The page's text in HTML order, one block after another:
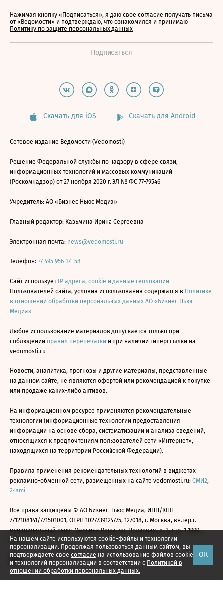
На нашем сайте используются cookie-файлы и технологии
персонализации. Продолжая пользоваться данным сайтом, вы
подтверждаете свое согласие на использование файлов cookie
и технологий персонализации в соответствии с Политикой в
отношении обработки персональных данных.
ОК
Нажимая кнопку «Подписаться», я даю свое согласие получать письма
от «Ведомости» и подтверждаю, что ознакомился и принимаю
Политику по защите персональных данных
Скачать для iOS Скачать для Android
Сетевое издание Ведомости (Vedomosti)
Решение Федеральной службы по надзору в сфере связи,
информационных технологий и массовых коммуникаций
(Роскомнадзор) от 27 ноября 2020 г. ЭЛ № ФС 77-79546
Учредитель: АО «Бизнес Ньюс Медиа»
Главный редактор: Казьмина Ирина Сергеевна
Электронная почта: news@vedomosti.ru
Телефон: +7 495 956-34-58
Сайт использует IP адреса, cookie и данные геолокации
Пользователей сайта, условия использования содержатся в Политике
в отношении обработки персональных данных АО «Бизнес Ньюс
Медиа»
Любое использование материалов допускается только при
соблюдении правил перепечатки и при наличии гиперссылки на
vedomosti.ru
Новости, аналитика, прогнозы и другие материалы, представленные
на данном сайте, не являются офертой или рекомендацией к покупке
или продаже каких-либо активов.
На информационном ресурсе применяются рекомендательные
технологии (информационные технологии предоставления
информации на основе сбора, систематизации и анализа сведений,
относящихся к предпочтениям пользователей сети «Интернет»,
находящихся на территории Российской Федерации).
Правила применения рекомендательных технологий в виджетах
рекламно-обменной сети, размещенных на сайте vedomosti.ru: СМИ2,
24smi
Все права защищены © АО Бизнес Ньюс Медиа, ИНН/КПП
7712108141/771501001, ОГРН 1027739124775, 127018, г. Москва, вн.тер.г.
муниципальный округ Марьина Роща, ул. Полковая, д. 3, стр. 1 1999—
2026